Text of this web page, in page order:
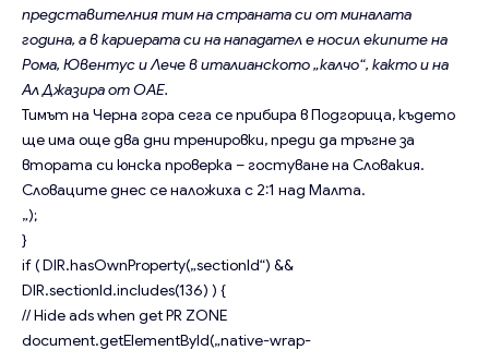
представителния тим на страната си от миналата
година, а в кариерата си на нападател е носил екипите на
Рома, Ювентус и Лече в италианското „калчо“, както и на
Ал Джазира от ОАЕ.
Тимът на Черна гора сега се прибира в Подгорица, където
ще има още два дни тренировки, преди да тръгне за
втората си юнска проверка – гостуване на Словакия.
Словаците днес се наложиха с 2:1 над Малта.
„);
}
if ( DIR.hasOwnProperty(„sectionId“) &&
DIR.sectionId.includes(136) ) {
// Hide ads when get PR ZONE
document.getElementById(„native-wrap-